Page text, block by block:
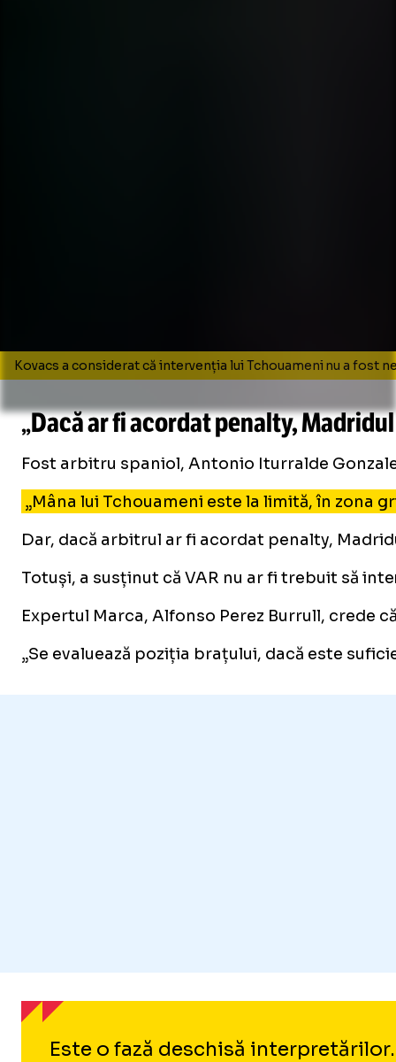
Kovacs a considerat că intervenția lui Tchouameni nu a fost
„Dacă ar fi acordat penalty,
Fost arbitru spaniol, Antonio Iturralde
„Mâna lui Tchouameni este la limită, în zona
Dar, dacă arbitrul ar fi acordat penalty,
Totuși, a susținut că VAR nu ar fi trebuit să
Expertul Marca, Alfonso Perez Burrull, crede
„Se evaluează poziția brațului, dacă este
Este o fază deschisă